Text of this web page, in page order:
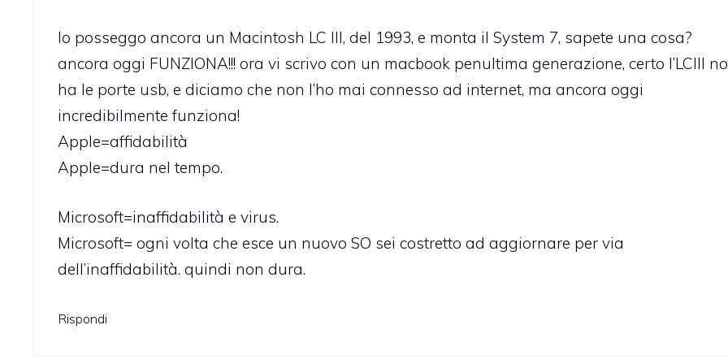
Io posseggo ancora un Macintosh LC III, del 1993, e monta il System 7, sapete una cosa?
ancora oggi FUNZIONA!!! ora vi scrivo con un macbook penultima generazione, certo l’LCIII
ha le porte usb, e diciamo che non l’ho mai connesso ad internet, ma ancora oggi
incredibilmente funziona!
Apple=affidabilità
Apple=dura nel tempo.
Microsoft=inaffidabilità e virus.
Microsoft= ogni volta che esce un nuovo SO sei costretto ad aggiornare per via
dell’inaffidabilità. quindi non dura.
Rispondi